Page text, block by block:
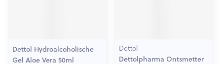
Dettol Hydroalcoholische
Gel Aloe Vera 50ml
Dettol
Dettolpharma Ontsmetter